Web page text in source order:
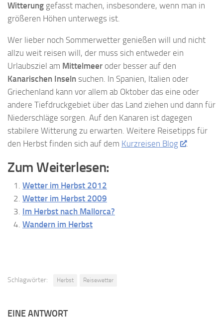
Witterung gefasst machen, insbesondere, wenn man in
größeren Höhen unterwegs ist.
Wer lieber noch Sommerwetter genießen will und nicht
allzu weit reisen will, der muss sich entweder ein
Urlaubsziel am Mittelmeer oder besser auf den
Kanarischen Inseln suchen. In Spanien, Italien oder
Griechenland kann vor allem ab Oktober das eine oder
andere Tiefdruckgebiet über das Land ziehen und dann für
Niederschläge sorgen. Auf den Kanaren ist dagegen
stabilere Witterung zu erwarten. Weitere Reisetipps für
den Herbst finden sich auf dem Kurzreisen Blog .
Zum Weiterlesen:
Wetter im Herbst 2012
Wetter im Herbst 2009
Im Herbst nach Mallorca?
Wandern im Herbst
Schlagwörter: Herbst Reisewetter
EINE ANTWORT